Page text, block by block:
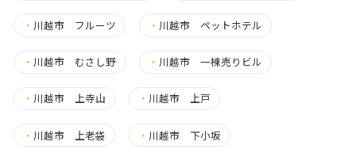
・ 川越市 フルーツ ・ 川越市 ペットホテル
・ 川越市 むさし野 ・ 川越市 一棟売りビル
・ 川越市 上寺山 ・ 川越市 上戸
・ 川越市 上老袋 ・ 川越市 下小坂